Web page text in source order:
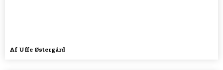
Af Uffe Østergård